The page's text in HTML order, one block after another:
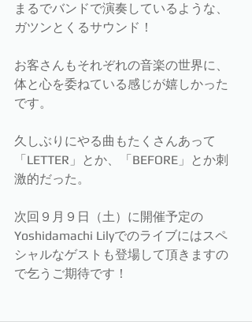
まるでバンドで演奏しているような、
ガツンとくるサウンド！
お客さんもそれぞれの音楽の世界に、
体と心を委ねている感じが嬉しかった
です。
久しぶりにやる曲もたくさんあって
「LETTER」とか、「BEFORE」とか刺
激的だった。
次回９月９日（土）に開催予定の
Yoshidamachi Lilyでのライブにはスペ
シャルなゲストも登場して頂きますの
で乞うご期待です！